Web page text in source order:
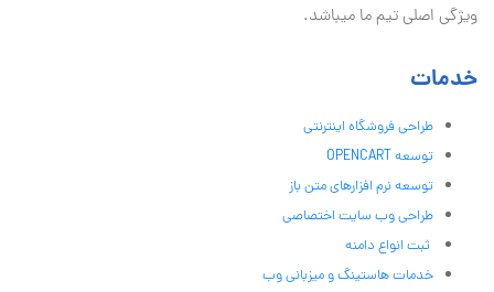
ویژگی اصلی تیم ما میباشد.
خدمات
طراحی فروشگاه اینترنتی
توسعه OPENCART
توسعه نرم افزارهای متن باز
طراحی وب سایت اختصاصی
ثبت انواع دامنه
خدمات هاستینگ و میزبانی وب